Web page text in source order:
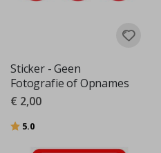
Sticker - Geen
Fotografie of Opnames
€ 2,00
Beoordeling:
5.0